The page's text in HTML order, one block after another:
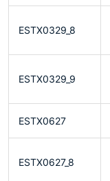
ESTX0329_8
ESTX0329_9
ESTX0627
ESTX0627_8